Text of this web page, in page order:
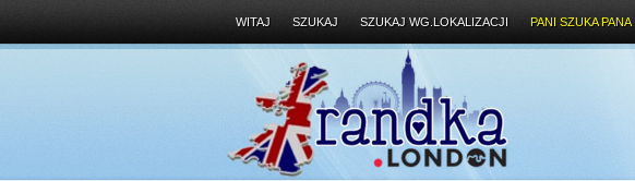
WITAJ SZUKAJ SZUKAJ WG.LOKALIZACJI PANI SZUKA PANA